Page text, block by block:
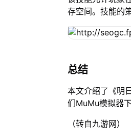
存空间。技能的
总结
本文介绍了《明
们MuMu模拟器
（转自九游网）